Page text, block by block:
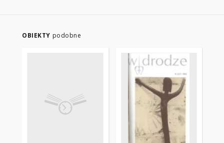
OBIEKTY podobne